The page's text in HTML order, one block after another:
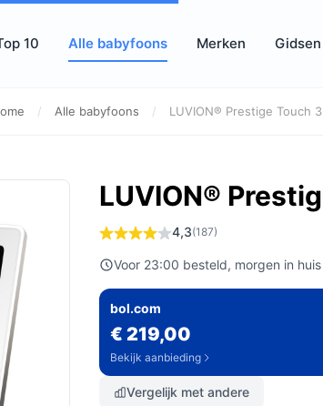
10 Alle babyfoons Merken Gidsen
/ Alle babyfoons / LUVION® Prestige Touch
LUVION®
4,3(187)
Voor 23:00 besteld, morgen in huis
bol.com
€ 219,00
Bekijk aanbieding
Vergelijk met andere